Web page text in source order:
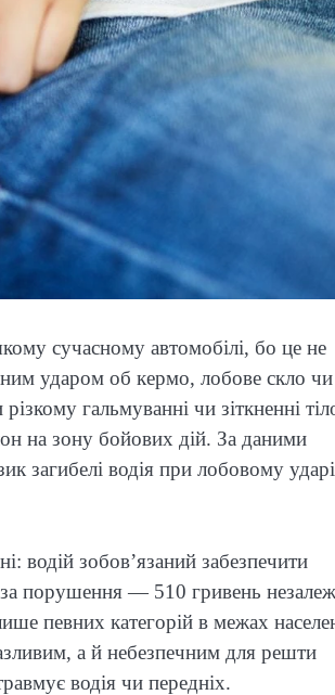
сучасному автомобілі, бо це не
ударом об кермо, лобове скло чи
гальмуванні чи зіткненні
на зону бойових дій. За даними
загибелі водія при лобовому
водій зобов’язаний забезпечити
порушення — 510 гривень
певних категорій в межах
а й небезпечним для решти
водія чи передніх.